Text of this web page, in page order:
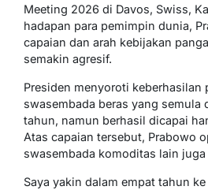
Meeting 2026 di Davos, Swiss,
hadapan para pemimpin dunia,
capaian dan arah kebijakan
semakin agresif.
Presiden menyoroti keberhasilan
swasembada beras yang semula
tahun, namun berhasil dicapai
Atas capaian tersebut, Prabowo
swasembada komoditas lain
Saya yakin dalam empat tahun